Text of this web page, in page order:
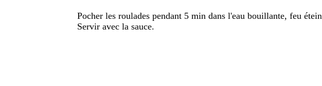
Pocher les roulades pendant 5 min dans l'eau bouillante, feu
Servir avec la sauce.